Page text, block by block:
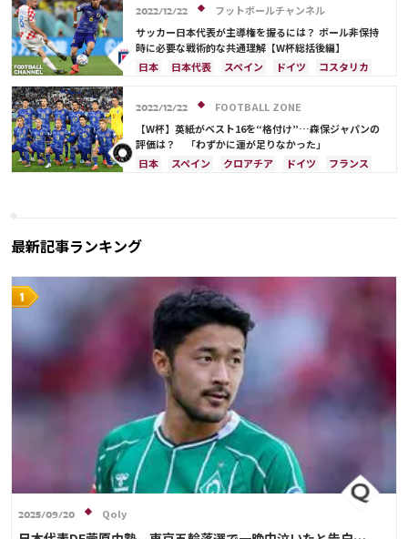
モロッコ
日本代表
守田 英正
リオネル・メッシ
ドイツ スペイン
スイス
ポーランド
ポルトガル エクアドル
セネガル
コスタリカ
C・ロナウド
カリム・ベンゼマ
2022/12/22
フットボールチャンネル
サッカー日本代表が主導権を握るには？ ボール非保持
時に必要な戦術的な共通理解【W杯総括後編】
日本
日本代表 スペイン ドイツ
コスタリカ
モロッコ
守田 英正 三笘 薫
鎌田 大地
サディオ・マネ
堂安 律 遠藤 航
2022/12/22
FOOTBALL ZONE
【W杯】英紙がベスト16を“格付け”…森保ジャパンの
評価は？ 「わずかに運が足りなかった」
日本
スペイン クロアチア ドイツ
フランス
セネガル
最新記事ランキング
2025/09/20 Qoly